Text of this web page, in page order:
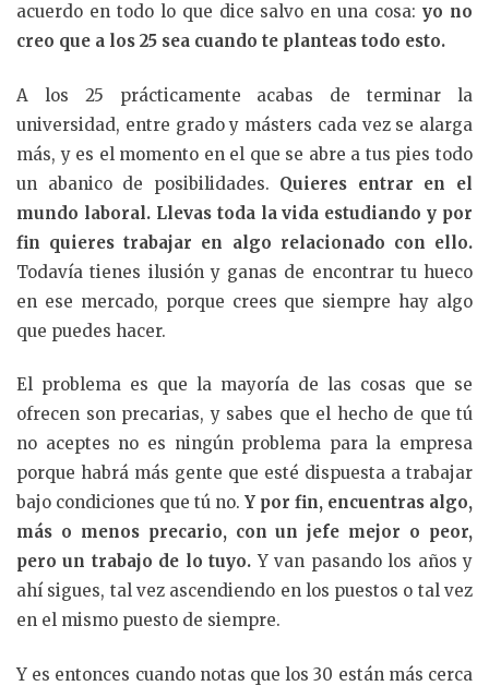
acuerdo en todo lo que dice salvo en una cosa:yo no
creo que a los 25 sea cuando te planteas todo esto.
A los 25 prácticamente acabas de terminar la
universidad, entre grado y másters cada vez se alarga
más, y es el momento en el que se abre a tus pies todo
un abanico de posibilidades. Quieres entrar en el
mundo laboral. Llevas toda la vida estudiando y por
fin quieres trabajar en algo relacionado con ello.
Todavía tienes ilusión y ganas de encontrar tu hueco
en ese mercado, porque crees que siempre hay algo
que puedes hacer.
El problema es que la mayoría de las cosas que se
ofrecen son precarias, y sabes que el hecho de que tú
no aceptes no es ningún problema para la empresa
porque habrá más gente que esté dispuesta a trabajar
bajo condiciones que tú no. Y por fin, encuentras algo,
más o menos precario, con un jefe mejor o peor,
pero un trabajo de lo tuyo. Y van pasando los años y
ahí sigues, tal vez ascendiendo en los puestos o tal vez
en el mismo puesto de siempre.
Y es entonces cuando notas que los 30 están más cerca